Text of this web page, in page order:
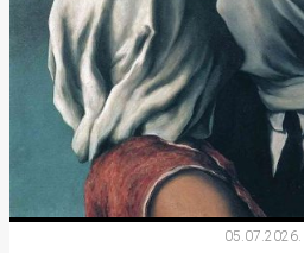
05.07.2026.